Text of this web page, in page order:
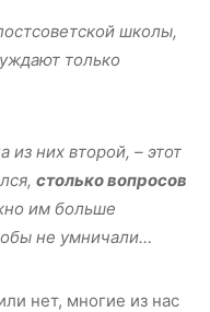
школы,
только
из них второй, – этот
столько вопросов
им больше
не умничали…
нет, многие из нас